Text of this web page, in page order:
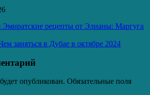
Эмиратские рецепты от Элианы: Маргуга
заняться в Дубае в октябре 2024
опубликован. Обязательные поля